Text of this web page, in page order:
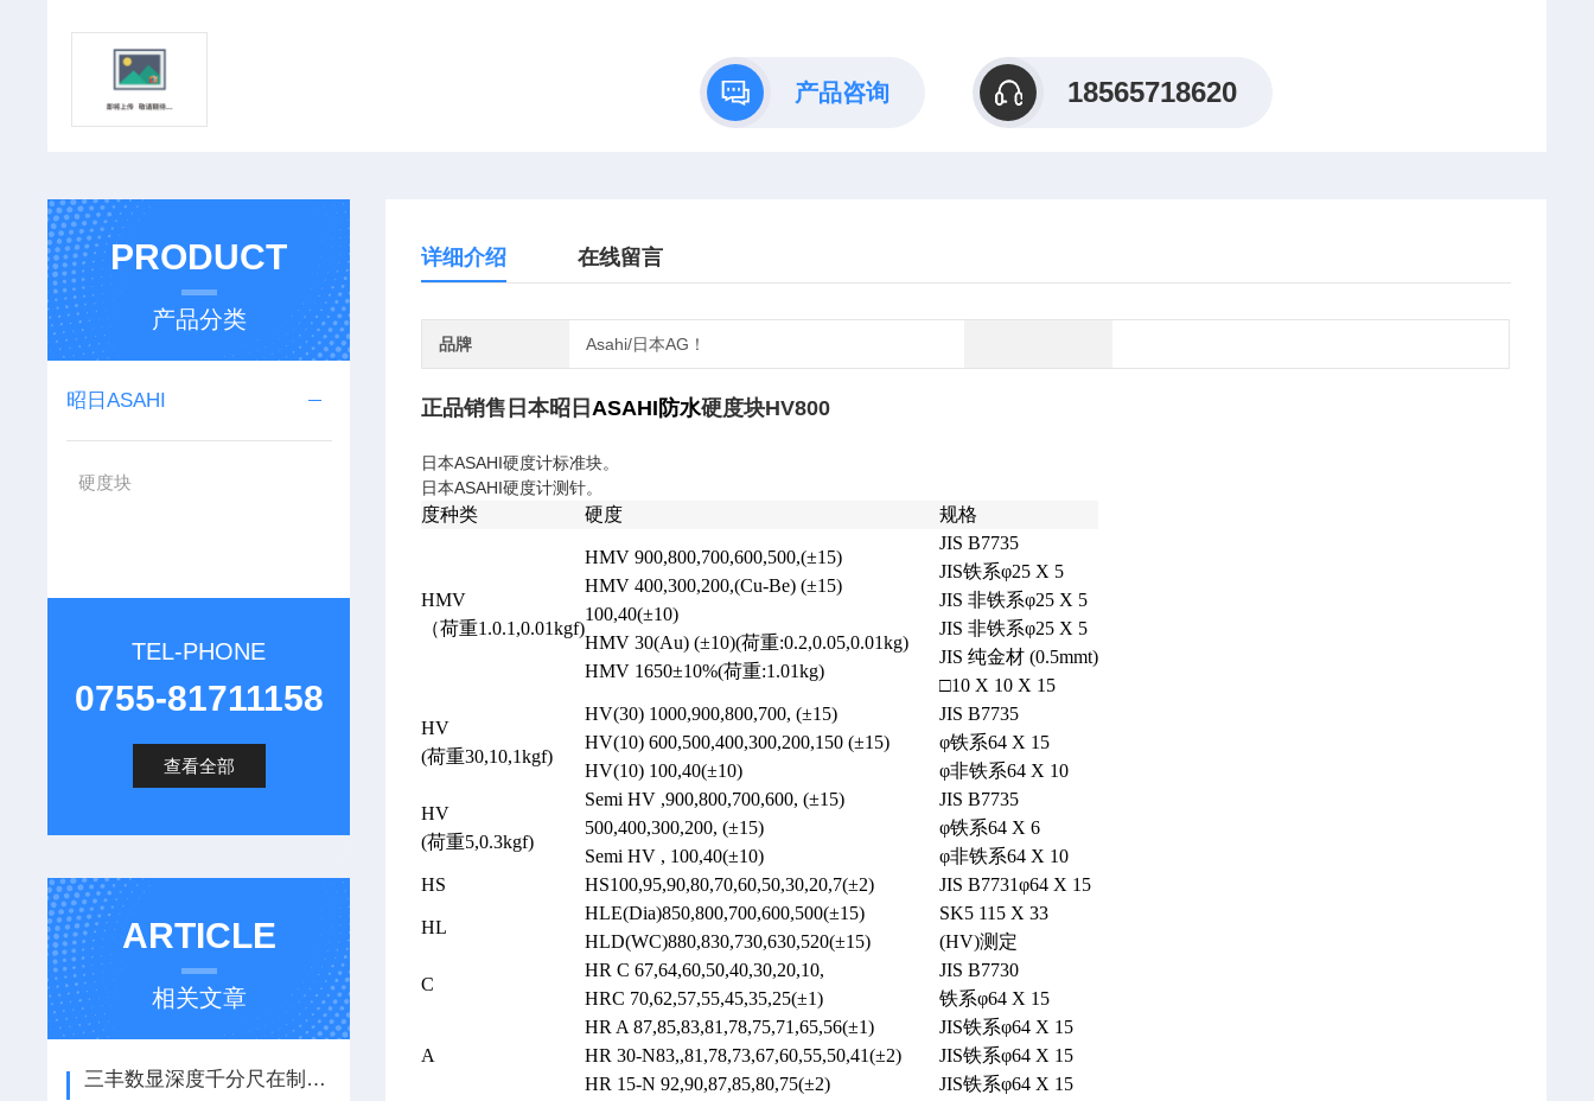
产品咨询 18565718620
PRODUCT
产品分类
昭日ASAHI
硬度块
TEL-PHONE
0755-81711158
查看全部
ARTICLE
相关文章
三丰数显深度千分尺在制造行业中的应用前景
详细介绍 在线留言
品牌 Asahi/日本AG！
正品销售日本昭日ASAHI防水硬度块HV800
日本ASAHI硬度计标准块。
日本ASAHI硬度计测针。
度种类 硬度 规格
HMV
（荷重1.0.1,0.01kgf)
HMV 900,800,700,600,500,(±15)
HMV 400,300,200,(Cu-Be) (±15)
100,40(±10)
HMV 30(Au) (±10)(荷重:0.2,0.05,0.01kg)
HMV 1650±10%(荷重:1.01kg)
JIS B7735
JIS铁系φ25 X 5
JIS 非铁系φ25 X 5
JIS 非铁系φ25 X 5
JIS 纯金材 (0.5mmt)
□10 X 10 X 15
HV
(荷重30,10,1kgf)
HV(30) 1000,900,800,700, (±15)
HV(10) 600,500,400,300,200,150 (±15)
HV(10) 100,40(±10)
JIS B7735
φ铁系64 X 15
φ非铁系64 X 10
HV
(荷重5,0.3kgf)
Semi HV ,900,800,700,600, (±15)
500,400,300,200, (±15)
Semi HV , 100,40(±10)
JIS B7735
φ铁系64 X 6
φ非铁系64 X 10
HS
HS100,95,90,80,70,60,50,30,20,7(±2) JIS B7731φ64 X 15
HL
HLE(Dia)850,800,700,600,500(±15)
HLD(WC)880,830,730,630,520(±15)
SK5 115 X 33
(HV)测定
C
HR C 67,64,60,50,40,30,20,10,
HRC 70,62,57,55,45,35,25(±1)
JIS B7730
铁系φ64 X 15
A
HR A 87,85,83,81,78,75,71,65,56(±1)
HR 30-N83,,81,78,73,67,60,55,50,41(±2)
HR 15-N 92,90,87,85,80,75(±2)
JIS铁系φ64 X 15
JIS铁系φ64 X 15
JIS铁系φ64 X 15